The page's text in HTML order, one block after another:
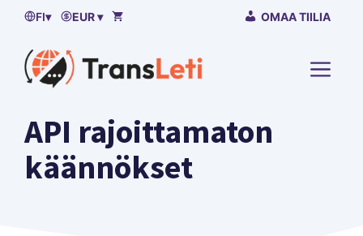
Siirry FI▾ EUR ▾ OMAA TIILIA
API rajoittamaton
käännökset